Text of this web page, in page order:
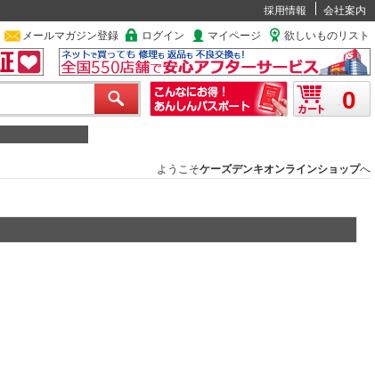
採用情報
会社案内
メールマガジン登録 ログイン マイページ 欲しいものリスト
0
ようこそケーズデンキオンラインショップへ